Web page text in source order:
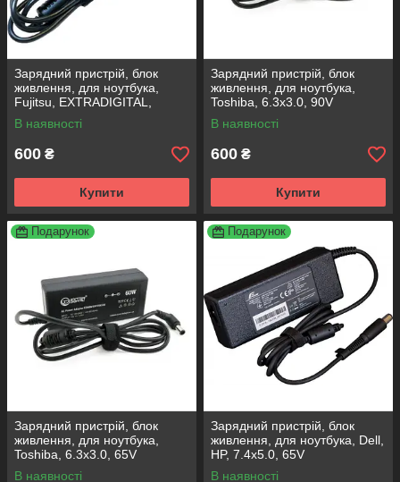
Зарядний пристрій, блок
живлення, для ноутбука,
Fujitsu, EXTRADIGITAL,
6.0x4.4, 6.5x4.0, 90V
В наявності
600 ₴
Купити
Зарядний пристрій, блок
живлення, для ноутбука,
Toshiba, 6.3x3.0, 90V
В наявності
600 ₴
Купити
Подарунок
Зарядний пристрій, блок
живлення, для ноутбука,
Toshiba, 6.3x3.0, 65V
В наявності
Подарунок
Зарядний пристрій, блок
живлення, для ноутбука, Dell,
HP, 7.4x5.0, 65V
В наявності